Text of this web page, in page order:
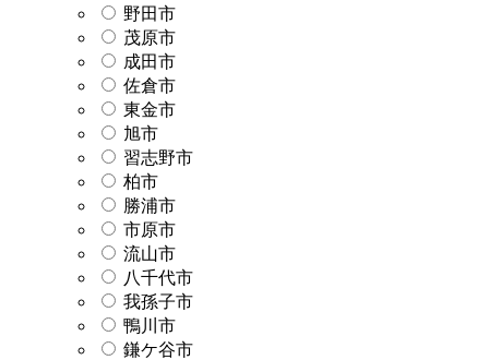
野田市
茂原市
成田市
佐倉市
東金市
旭市
習志野市
柏市
勝浦市
市原市
流山市
八千代市
我孫子市
鴨川市
鎌ケ谷市